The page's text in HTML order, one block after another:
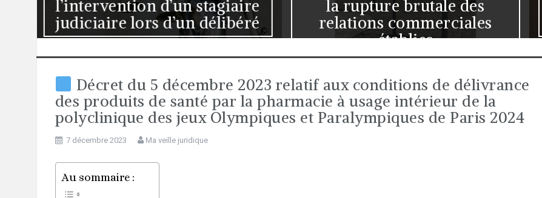
la rupture brutale des
relations commerciales
établies
mesure, mais admet le
principe sous conditions
Décret du 5 décembre 2023 relatif aux conditions de délivrance
des produits de santé par la pharmacie à usage intérieur de la
polyclinique des jeux Olympiques et Paralympiques de Paris 2024
7 décembre 2023 Ma veille juridique
Au sommaire :